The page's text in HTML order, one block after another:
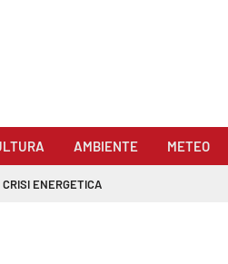
AMBIENTE METEO
CRISI ENERGETICA